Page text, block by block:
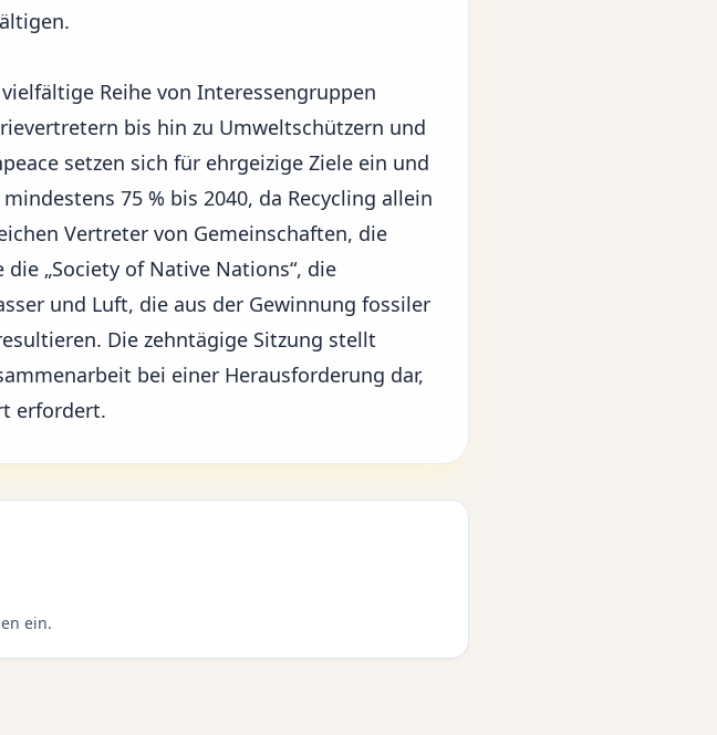
Reihe von Interessengruppen
bis hin zu Umweltschützern und
setzen sich für ehrgeizige Ziele ein und
75 % bis 2040, da Recycling allein
Vertreter von Gemeinschaften, die
„Society of Native Nations“, die
und Luft, die aus der Gewinnung fossiler
Die zehntägige Sitzung stellt
bei einer Herausforderung dar,
erfordert.
ein.